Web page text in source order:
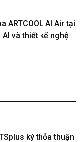
ARTCOOL AI Air tại
AI và thiết kế nghệ
ký thỏa thuận